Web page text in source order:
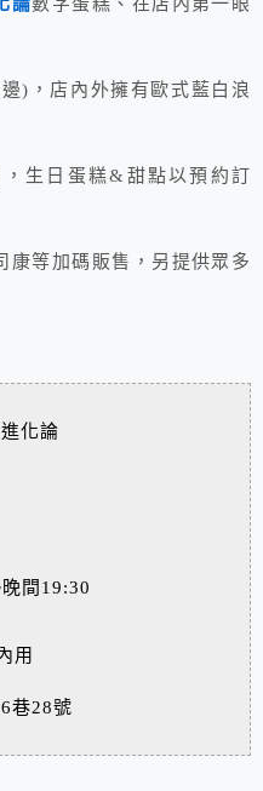
論數字蛋糕、在店內第一眼
)，店內外擁有歐式藍白浪
生日蛋糕&甜點以預約訂
康等加碼販售，另提供眾多
化論
間19:30
用
巷28號